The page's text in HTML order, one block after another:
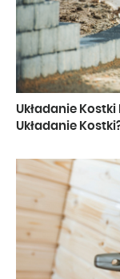
Układanie
Układanie